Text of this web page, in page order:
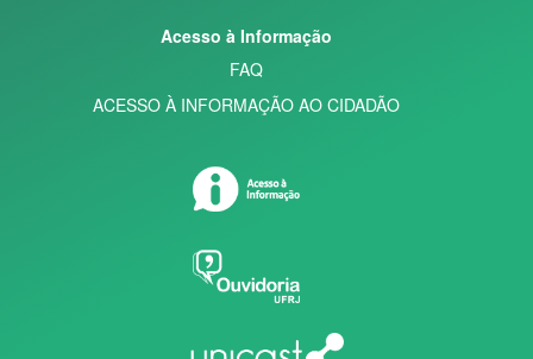
Acesso à Informação
FAQ
ACESSO À INFORMAÇÃO AO CIDADÃO